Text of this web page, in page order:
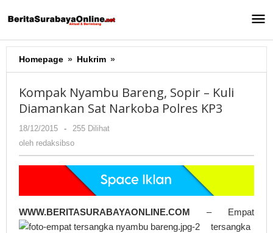
ke
Homepage » Hukrim »
Nyambu
Sopir
-
Polres
KP3
Kompak Nyambu Bareng, Sopir – Kuli
Diamankan Sat Narkoba Polres KP3
18/12/2015
oleh
redaksibso
-
255 Dilihat
oleh redaksibso
WWW.BERITASURABAYAONLINE.COM – Empat
tersangka